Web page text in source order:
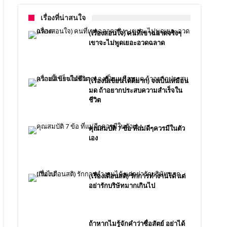
เรื่องที่น่าสนใจ
(เรื่องสอนใจ) คนที่เขาฉลาดจริงๆ
เขาจะไม่พูดเยอะอวดฉลาด
(เรื่องนี้เขียนได้ดีมาก) จงเป็นเหมือน
มด ถ้าอยากประสบความสำเร็จใน
ชีวิต
คุณสมบัติ 7 ข้อ ที่แม่ดีๆควรมีในตัว
เอง
(เรื่องเตือนสติ) รักการทำงานได้ แต่
อย่ารักบริษัทมากเกินไป
ถ้าหากไมรู้จักคำว่าซื่อสัตย์ อย่าได้